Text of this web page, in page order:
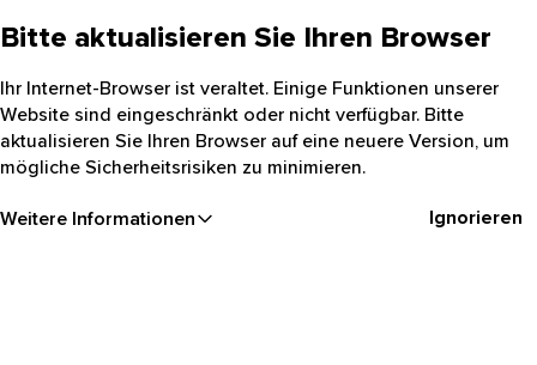
Bitte aktualisieren Sie Ihren Browser
Ihr Internet-Browser ist veraltet. Einige Funktionen unserer
Website sind eingeschränkt oder nicht verfügbar. Bitte
aktualisieren Sie Ihren Browser auf eine neuere Version, um
mögliche Sicherheitsrisiken zu minimieren.
Weitere Informationen Ignorieren